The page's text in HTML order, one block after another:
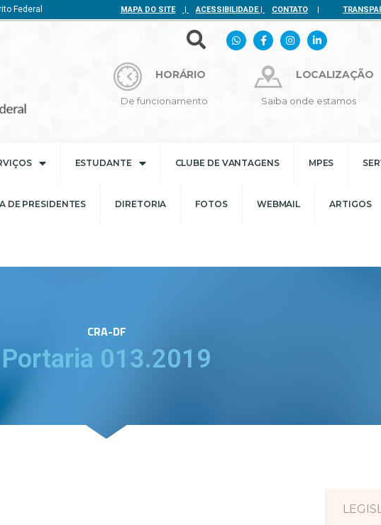
Federal MAPA DO SITE | ACESSIBILIDADE| CONTATO |
HORÁRIO
De funcionamento
LOCALIZAÇÃO
Saiba onde estamos
ESTUDANTE CLUBE DE VANTAGENS MPES
DE PRESIDENTES DIRETORIA FOTOS WEBMAIL ARTIGOS
CRA-DF
Portaria 013.2019